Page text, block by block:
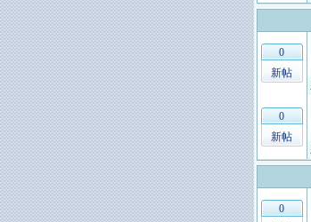
0
新帖
0
新帖
0